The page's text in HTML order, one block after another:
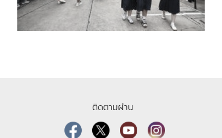
ติดตามผ่าน